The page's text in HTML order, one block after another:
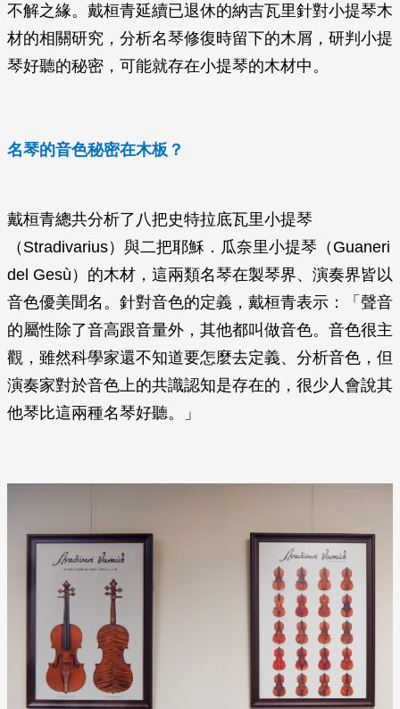
不解之緣。戴桓青延續已退休的納吉瓦里針對小提琴木
材的相關研究，分析名琴修復時留下的木屑，研判小提
琴好聽的秘密，可能就存在小提琴的木材中。
名琴的音色秘密在木板？
戴桓青總共分析了八把史特拉底瓦里小提琴
（Stradivarius）與二把耶穌．瓜奈里小提琴（Guaneri
del Gesù）的木材，這兩類名琴在製琴界、演奏界皆以
音色優美聞名。針對音色的定義，戴桓青表示：「聲音
的屬性除了音高跟音量外，其他都叫做音色。音色很主
觀，雖然科學家還不知道要怎麼去定義、分析音色，但
演奏家對於音色上的共識認知是存在的，很少人會說其
他琴比這兩種名琴好聽。」